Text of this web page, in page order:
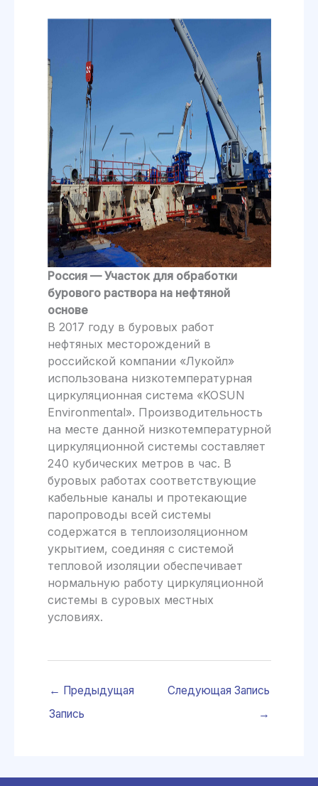
Россия — Участок для обработки
бурового раствора на нефтяной
основе
В 2017 году в буровых работ
нефтяных месторождений в
российской компании «Лукойл»
использована низкотемпературная
циркуляционная система «KOSUN
Environmental». Производительность
на месте данной низкотемпературной
циркуляционной системы составляет
240 кубических метров в час. В
буровых работах соответствующие
кабельные каналы и протекающие
паропроводы всей системы
содержатся в теплоизоляционном
укрытием, соединяя с системой
тепловой изоляции обеспечивает
нормальную работу циркуляционной
системы в суровых местных
условиях.
← Предыдущая
Запись
Следующая Запись
→